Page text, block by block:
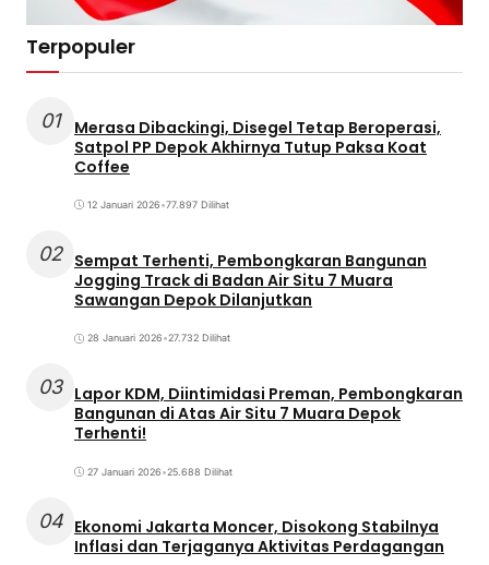
Terpopuler
01
Merasa Dibackingi, Disegel Tetap Beroperasi,
Satpol PP Depok Akhirnya Tutup Paksa Koat
Coffee
12 Januari 2026•77.897 Dilihat
02 Sempat Terhenti, Pembongkaran Bangunan
Jogging Track di Badan Air Situ 7 Muara
Sawangan Depok Dilanjutkan
28 Januari 2026•27.732 Dilihat
03 Lapor KDM, Diintimidasi Preman, Pembongkaran
Bangunan di Atas Air Situ 7 Muara Depok
Terhenti!
27 Januari 2026•25.688 Dilihat
04 Ekonomi Jakarta Moncer, Disokong Stabilnya
Inflasi dan Terjaganya Aktivitas Perdagangan